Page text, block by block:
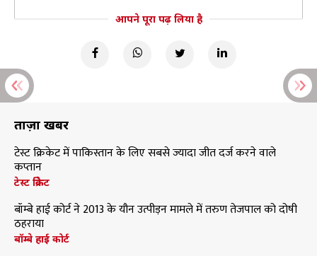
आपने पूरा पढ़ लिया है
ताज़ा खबरें
टेस्ट क्रिकेट में पाकिस्तान के लिए सबसे ज्यादा जीत दर्ज करने वाले
कप्तान
टेस्ट क्रिकेट
बॉम्बे हाई कोर्ट ने 2013 के यौन उत्पीड़न मामले में तरुण तेजपाल को दोषी
ठहराया
बॉम्बे हाई कोर्ट